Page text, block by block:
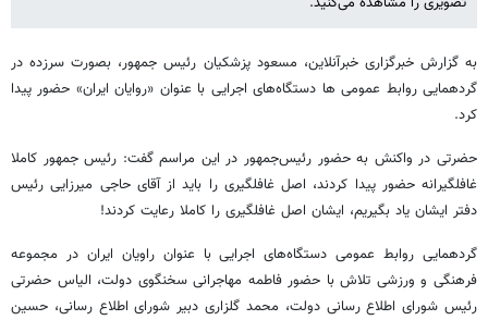
به گزارش خبرگزاری خبرآنلاین، مسعود پزشکیان رئیس جمهور، بصورت سرزده در
گردهمایی روابط عمومی ها دستگاه‌های اجرایی با عنوان «روایان ایران» حضور پیدا
کرد.
حضرتی در واکنش به حضور رئیس‌جمهور در این مراسم گفت: رئیس جمهور کاملا
غافلگیرانه حضور پیدا کردند، اصل غافلگیری را باید از آقای حاجی میرزایی رئیس
دفتر ایشان یاد بگیریم، ایشان اصل غافلگیری را کاملا رعایت کردند!
گردهمایی روابط عمومی دستگاه‌های اجرایی با عنوان راویان ایران در مجموعه
فرهنگی و ورزشی تلاش با حضور فاطمه مهاجرانی سخنگوی دولت، الیاس حضرتی
رئیس شورای اطلاع رسانی دولت، محمد گلزاری دبیر شورای اطلاع رسانی، حسین